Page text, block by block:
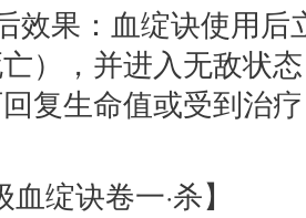
果：血绽诀使用后
），并进入无敌状
复生命值或受到治
绽诀卷一·杀】